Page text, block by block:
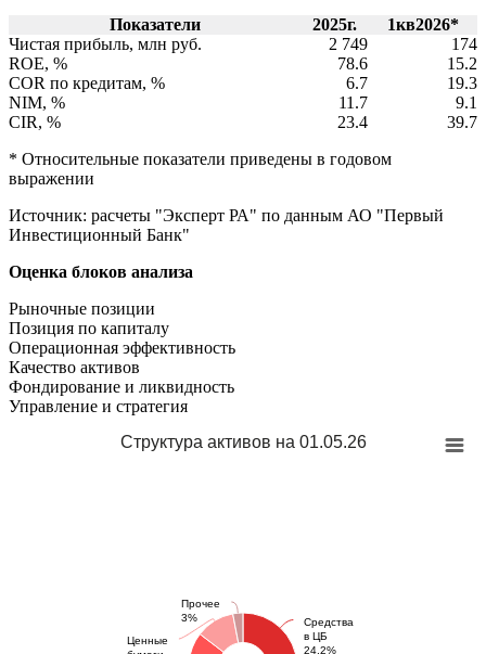
Показатели
2025г.
1кв2026*
Чистая прибыль, млн руб.
2 749
174
ROE, %
78.6
15.2
COR по кредитам, %
6.7
19.3
NIM, %
11.7
9.1
CIR, %
23.4
39.7
* Относительные показатели приведены в годовом
выражении
Источник: расчеты "Эксперт РА" по данным АО "Первый
Инвестиционный Банк"
Оценка блоков анализа
Рыночные позиции
Позиция по капиталу
Операционная эффективность
Качество активов
Фондирование и ликвидность
Управление и стратегия
Структура активов на 01.05.26
Средства
в ЦБ
24.2%
Ценные
Прочее
3%